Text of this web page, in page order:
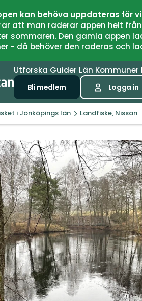
kan behöva uppdateras för
att man raderar appen helt
sommaren. Den gamla
- då behöver den raderas och
Utforska Guider Län Kommuner
Bli medlem Logga in
i Jönköpings län Landfiske, Nissan